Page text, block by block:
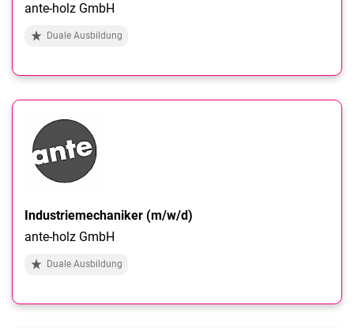
ante-holz GmbH
Duale Ausbildung
Industriemechaniker (m/w/d)
ante-holz GmbH
Duale Ausbildung